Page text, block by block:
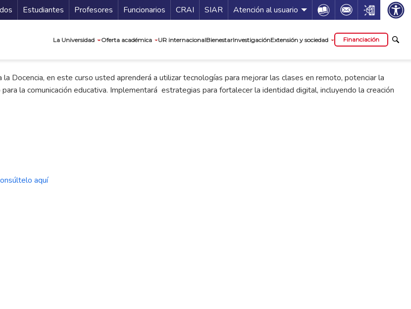
Estudiantes Profesores Funcionarios Guía de servicios
CRAI SIAR Atención al usuario Icon Icon Icon
La Universidad Oferta académica UR internacionalBienestarInvestigaciónExtensión y sociedad Financiación
Docencia, en este curso usted aprenderá a utilizar tecnologías para mejorar las clases en remoto, potenciar la
la comunicación educativa. Implementará estrategias para fortalecer la identidad digital, incluyendo la creación
aquí